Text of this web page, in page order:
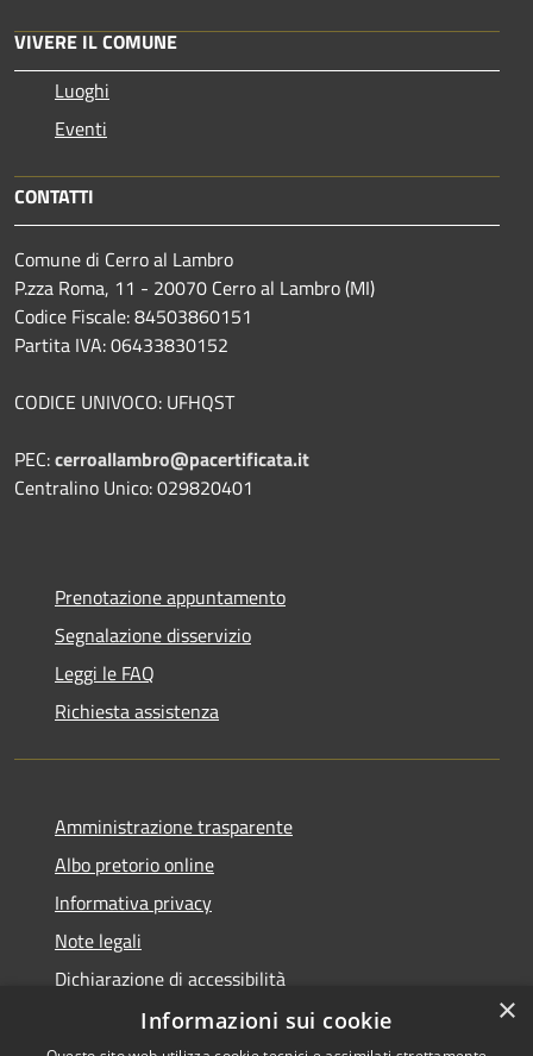
VIVERE IL COMUNE
Luoghi
Eventi
CONTATTI
Comune di Cerro al Lambro
P.zza Roma, 11 - 20070 Cerro al Lambro (MI)
Codice Fiscale: 84503860151
Partita IVA: 06433830152
CODICE UNIVOCO: UFHQST
PEC:cerroallambro@pacertificata.it
Centralino Unico: 029820401
Prenotazione appuntamento
Segnalazione disservizio
Leggi le FAQ
Richiesta assistenza
Amministrazione trasparente
Albo pretorio online
Informativa privacy
Note legali
Dichiarazione di accessibilità
×
Informazioni sui cookie